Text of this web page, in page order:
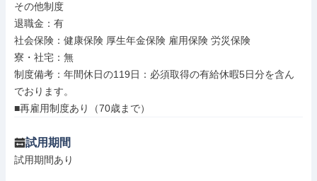
その他制度
退職金：有
社会保険：健康保険 厚生年金保険 雇用保険 労災保険
寮・社宅：無
制度備考：年間休日の119日：必須取得の有給休暇5日分を含ん
でおります。
■再雇用制度あり（70歳まで）
試用期間
試用期間あり